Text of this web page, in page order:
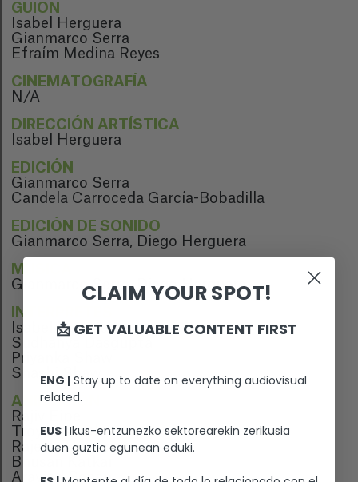
GUION
Isabel Herguera
Gianmarco Serra
Efraím Medina Reyes
CINEMATOGRAFÍA
N/A
DIRECCIÓN ARTÍSTICA
Isabel Herguera
EDICIÓN
Gianmarco Serra
Candela Carroceda García-Bobadilla
EDICIÓN DE SONIDO
Gianmarco Serra, Diego Herguera
MÚSICA
Gianmarco Serra, Diego Herguera
INTÉRPRETES
Isabel Herguera
Sudhanya Dasgupta
Priyanka Shaw
Shashi Shaw
ANIMACIÓN
Rajiv Eipe
Troy Vasanth
Rajesh Thakare
Bhusan Katkar
Aravind Senan
CLAIM YOUR SPOT!
📩 GET VALUABLE CONTENT FIRST
ENG | Stay up to date on everything audiovisual
related.
EUS |Ikus-entzunezko sektorearekin zerikusia
duen guztia egunean eduki.